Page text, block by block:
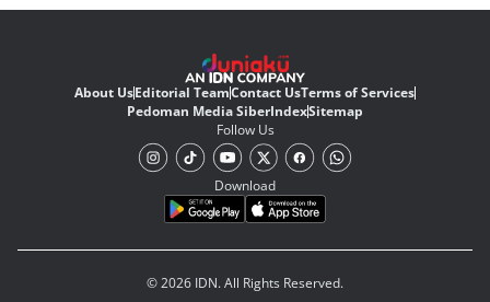
About UsEditorial TeamContact UsTerms of Services
Pedoman Media SiberIndexSitemap
Follow Us
Download
© 2026 IDN. All Rights Reserved.